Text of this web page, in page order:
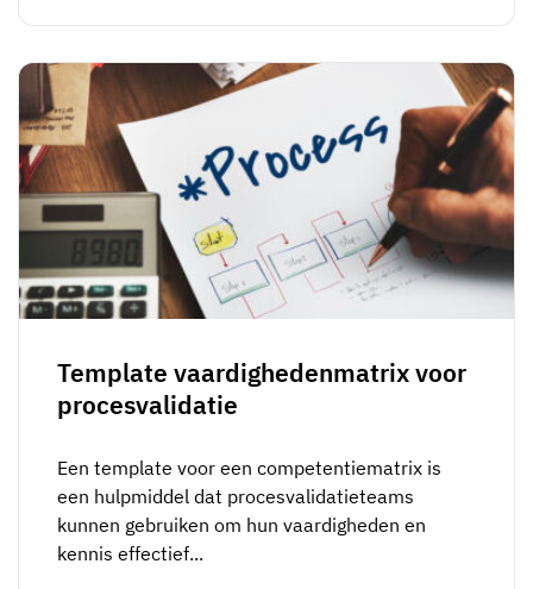
Template vaardighedenmatrix voor
procesvalidatie
Een template voor een competentiematrix is
een hulpmiddel dat procesvalidatieteams
kunnen gebruiken om hun vaardigheden en
kennis effectief...